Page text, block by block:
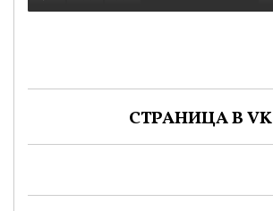
СТРАНИЦА В VK